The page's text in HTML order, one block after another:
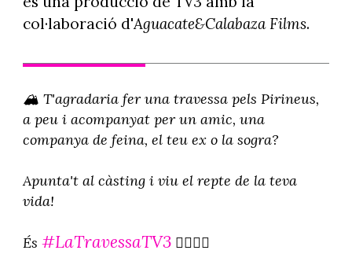
col·laboració d'Aguacate&Calabaza Films.
🏔 T'agradaria fer una travessa pels Pirineus,
a peu i acompanyat per un amic, una
companya de feina, el teu ex o la sogra?
Apunta't al càsting i viu el repte de la teva
vida!
És #LaTravessaTV3🏃‍♀️🚴‍♂️